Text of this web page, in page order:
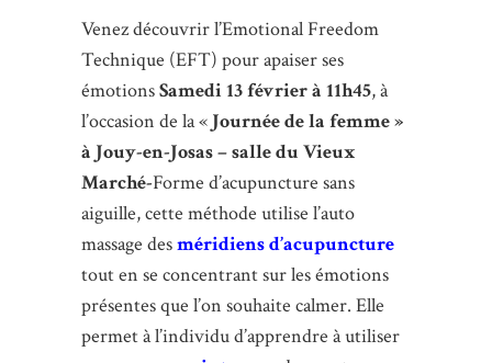
Venez découvrir l’Emotional Freedom
Technique (EFT) pour apaiser ses
émotionsSamedi 13 février à 11h45, à
l’occasion de la « Journée de la femme »
à Jouy-en-Josas – salle du Vieux
Marché-Forme d’acupuncture sans
aiguille, cette méthode utilise l’auto
massage desméridiens d’acupuncture
tout en se concentrant sur les émotions
présentes que l’on souhaite calmer. Elle
permet à l’individu d’apprendre à utiliser